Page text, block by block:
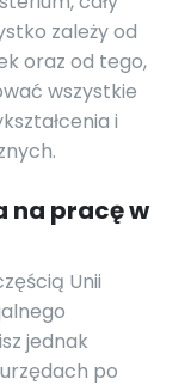
zależy od
oraz od tego,
wszystkie
i
na pracę w
Unii
jednak
po